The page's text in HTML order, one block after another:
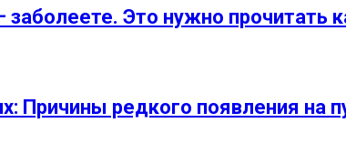
Это нужно прочитать
Причины редкого появления на